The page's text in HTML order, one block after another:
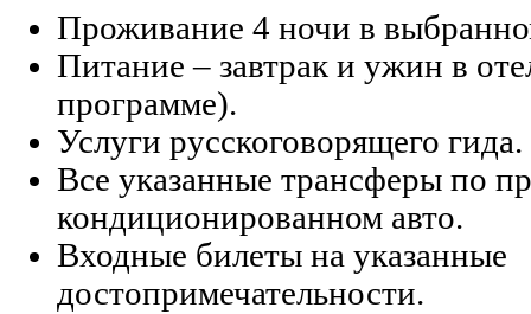
Проживание 4 ночи в
Питание – завтрак и ужин в
программе).
Услуги русскоговорящего гида.
Все указанные трансферы по
кондиционированном авто.
Входные билеты на указанные
достопримечательности.